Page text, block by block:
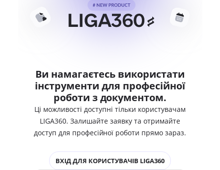
Ви намагаєтесь використати
інструменти для професійної
роботи з документом.
Ці можливості доступні тільки користувачам
LIGA360. Залишайте заявку та отримайте
доступ для професійної роботи прямо зараз.
ВХІД ДЛЯ КОРИСТУВАЧІВ LIGA360